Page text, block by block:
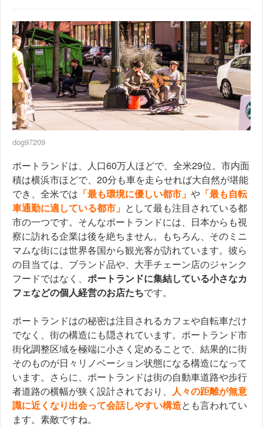
dog97209
ポートランドは、人口60万人ほどで、全米29位。市内面
積は横浜市ほどで、20分も車を走らせれば大自然が堪能
でき、全米では 「最も環境に優しい都市」 や 「最も自転
車通勤に適している都市」 として最も注目されている都
市の一つです。そんなポートランドには、日本からも視
察に訪れる企業は後を絶ちません。もちろん、そのミニ
マムな街には世界各国から観光客が訪れています。彼ら
の目当ては、ブランド品や、大手チェーン店のジャンク
フードではなく、 ポートランドに集結している小さなカ
フェなどの個人経営のお店たちです。
ポート ランドはの秘密は注目されるカフェや自転車だけ
でなく、街の構造にも隠されています。ポートランド市
街化調整区域を極端に小さく定めることで、結果的に街
そのものが日々リノベーション状態になる構造になって
います。さらに、ポートランドは街の自動車道路や歩行
者道路の横幅が狭く設計されており、 人々の距離が無意
識に近くなり出会って会話しやすい構造とも言われてい
ます。素敵ですね。